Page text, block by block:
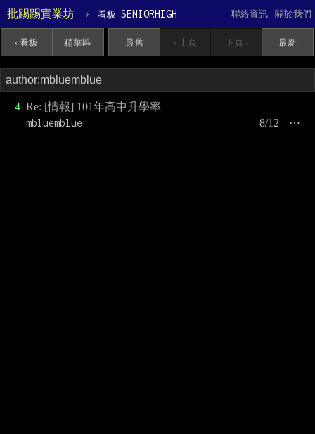
批踢踢實業坊 › 看板 SENIORHIGH 關於我們
聯絡資訊
‹ 看板 精華區 最舊 ‹ 上頁 下頁 › 最新
4 Re: [情報] 101年高中升學率
mbluemblue
⋯
8/12